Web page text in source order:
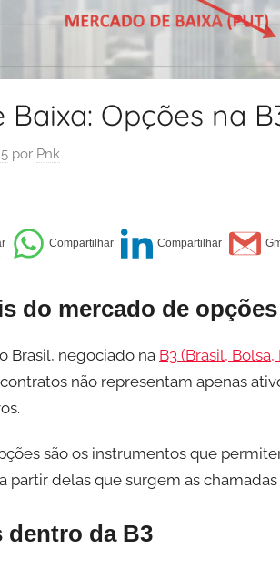
Baixa: Opções na
por Pnk
do mercado de
Brasil, negociado na B3 (Brasil, Bolsa,
não representam apenas
são os instrumentos que
partir delas que surgem as
dentro da B3